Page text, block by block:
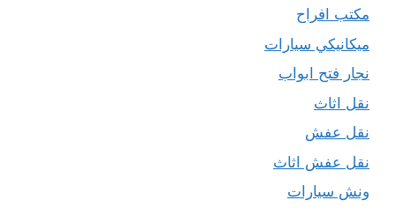
مكتب افراح
ميكانيكي سيارات
نجار فتح ابواب
نقل اثاث
نقل عفش
نقل عفش اثاث
ونش سيارات